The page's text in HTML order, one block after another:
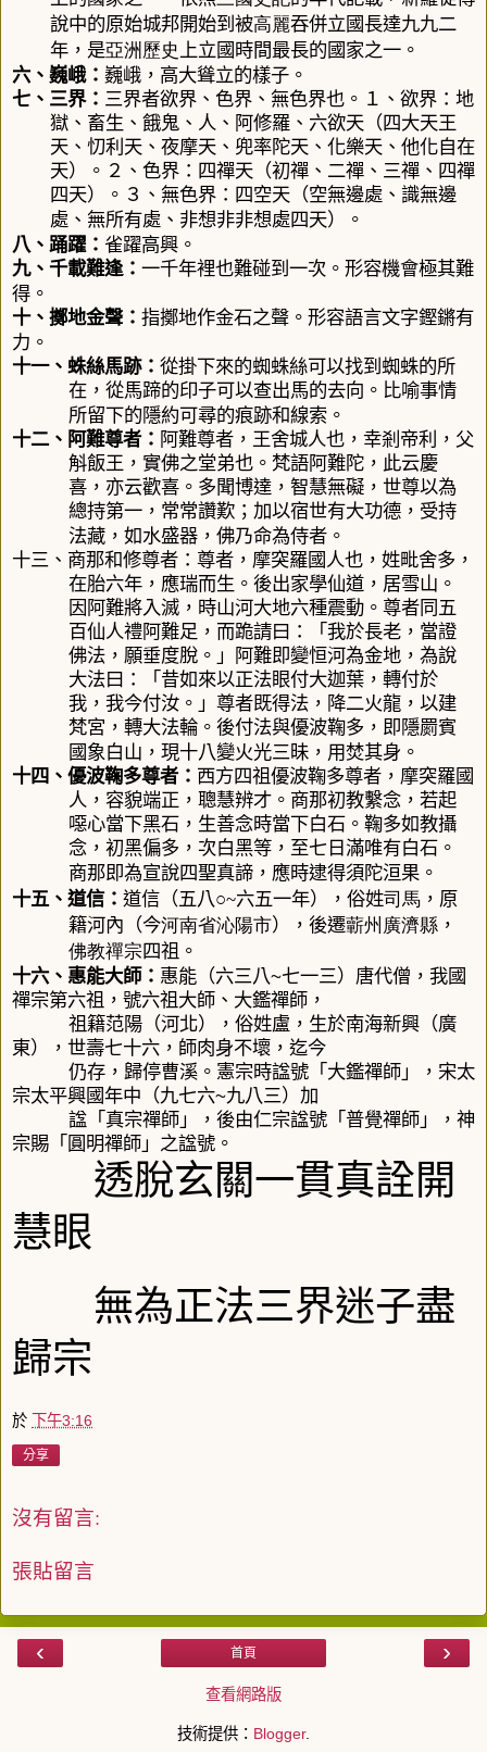
說中的原始城邦開始到被高麗吞併立國長達九九二
年，是亞洲歷史上立國時間最長的國家之一。
六、 巍峨： 巍峨 ， 高大聳立的樣子。
七、 三界： 三界者欲界、色界、無色界也。 １ 、 欲界：地
獄、畜生、餓鬼、人、阿修羅、六欲天（四大天王
天、忉利天、夜摩天、兜率陀天、化樂天、他化自在
天）。２、色界：四禪天（初禪、二禪、三禪、四禪
四天）。３、無色界：四空天（空無邊處、識無邊
處、無所有處、非想非非想處四天）。
八、 踊躍： 雀躍高興。
九、 千載難逢： 一千年裡也難碰到一次。形容機會極其難
得。
十、 擲地金聲 ： 指擲地作金石之聲。形容語言文字鏗鏘有
力。
十一、 蛛絲馬跡： 從掛下來的蜘蛛絲可以找到蜘蛛的所
在，從馬蹄的印子可以查出馬的去向。比喻事情
所留下的隱約可尋的痕跡和線索。
十二、 阿難尊者： 阿難尊者，王舍城人也，幸剎帝利，父
斛飯王，實佛之堂弟也。梵語阿難陀，此云慶
喜，亦云歡喜。多聞博達，智慧無礙，世尊以為
總持第一，常常讚歎；加以宿世有大功德，受持
法藏，如水盛器，佛乃命為侍者 。
十三、 商那和修尊者 ： 尊者，摩突羅國人也，姓毗舍多，
在胎六年，應瑞而生。後出家學仙道，居雪山。
因阿難將入滅，時山河大地六種震動。尊者同五
百仙人禮阿難足，而跪請曰：「我於長老，當證
佛法，願垂度脫。」阿難即變恒河為金地，為說
大法曰：「昔如來以正法眼付大迦葉，轉付於
我，我今付汝。」尊者既得法，降二火龍，以建
梵宮，轉大法輪。後付法與優波鞠多，即隱罽賓
國象白山，現十八變火光三昧，用焚其身。
十四、 優波鞠多尊者： 西方四祖優波鞠多尊者，摩突羅國
人，容貌端正，聰慧辨才。商那初教繫念，若起
噁心當下黑石，生善念時當下白石。鞠多如教攝
念，初黑偏多，次白黑等，至七日滿唯有白石。
商那即為宣說四聖真諦，應時逮得須陀洹果。
十五、 道信： 道信 （五八○~六五一年），俗姓司馬 ，原
籍河內（今河南省沁陽市），後遷蘄州廣濟縣 ，
佛教禪宗四祖。
十六、 惠能大師： 惠能（六三八~七一三）唐代僧，我國
禪宗第六祖，號六祖大師、大鑑禪師，
祖籍范陽（河北），俗姓盧，生於南海新興（廣
東），世壽七十六，師肉身不壞，迄今
仍存，歸停曹溪。憲宗時諡號「大鑑禪師」，宋太
宗太平興國年中（九七六~九八三）加
諡「真宗禪師」，後由仁宗諡號「普覺禪師」，神
宗賜「圓明禪師」之諡號。
透脫玄關一貫真詮開
慧眼
無為正法三界迷子盡
歸宗
於 下午3:16
分享
沒有留言:
張貼留言
‹ ›
首頁
查看網路版
技術提供： Blogger.